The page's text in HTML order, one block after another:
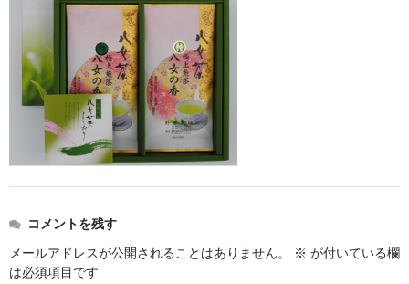
コメントを残す
メールアドレスが公開されることはありません。
※ が付いている欄
は必須項目です